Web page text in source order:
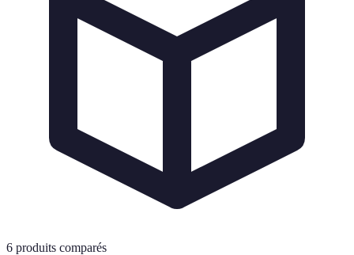
6 produits comparés